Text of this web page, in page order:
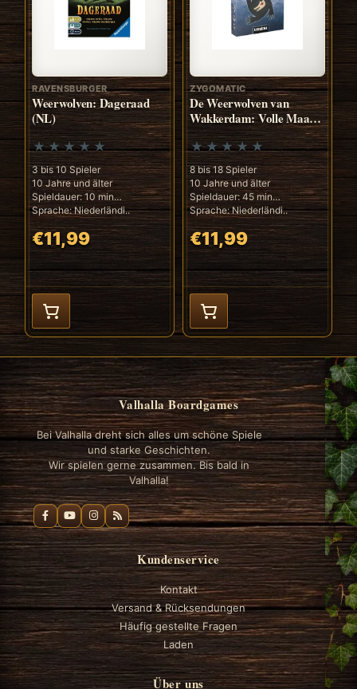
RAVENSBURGER
Weerwolven: Dageraad
(NL)
3 bis 10 Spieler
10 Jahre und älter
Spieldauer: 10 min
Sprache: Niederländi..
€11,99
ZYGOMATIC
De Weerwolven van
Wakkerdam: Volle Maan
(NL)
8 bis 18 Spieler
10 Jahre und älter
Spieldauer: 45 min
Sprache: Niederländi..
€11,99
Valhalla Boardgames
Bei Valhalla dreht sich alles um schöne Spiele
und starke Geschichten.
Wir spielen gerne zusammen. Bis bald in
Valhalla!
Kundenservice
Kontakt
Versand & Rücksendungen
Häufig gestellte Fragen
Laden
Über uns